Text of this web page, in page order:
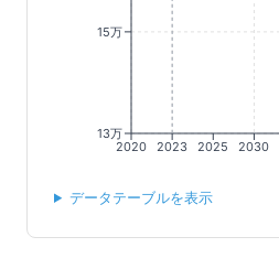
2020 2023 2025 2030
13万
15万
データテーブルを表示